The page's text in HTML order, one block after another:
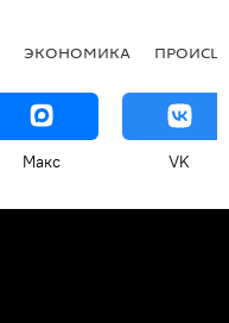
ЭКОНОМИКА
Макс VK